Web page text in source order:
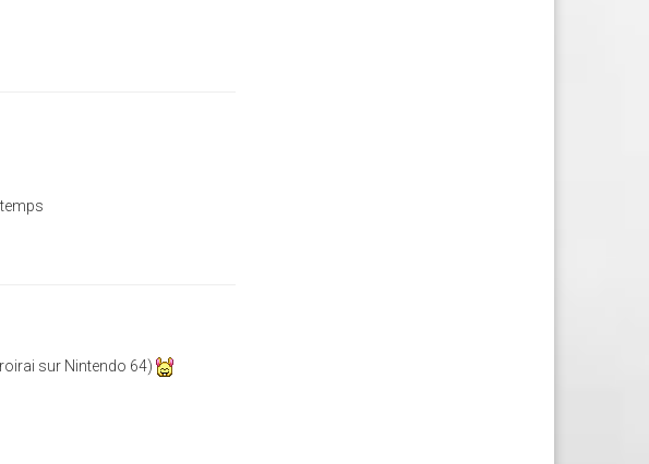
sur Nintendo 64)